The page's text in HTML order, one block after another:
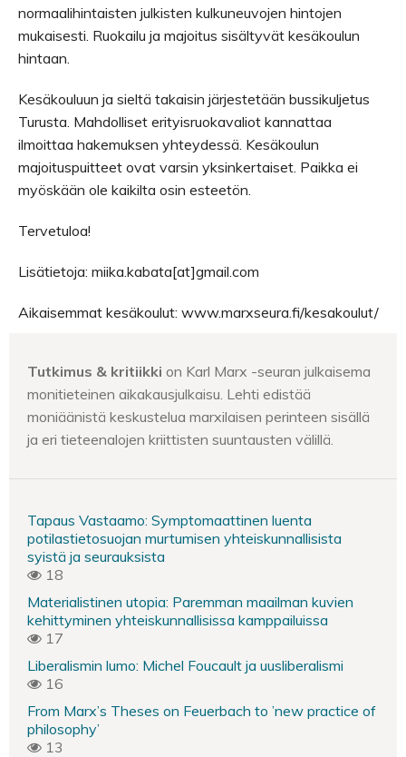
normaalihintaisten julkisten kulkuneuvojen hintojen
mukaisesti. Ruokailu ja majoitus sisältyvät kesäkoulun
hintaan.
Kesäkouluun ja sieltä takaisin järjestetään bussikuljetus
Turusta. Mahdolliset erityisruokavaliot kannattaa
ilmoittaa hakemuksen yhteydessä. Kesäkoulun
majoituspuitteet ovat varsin yksinkertaiset. Paikka ei
myöskään ole kaikilta osin esteetön.
Tervetuloa!
Lisätietoja: miika.kabata[at]gmail.com
Aikaisemmat kesäkoulut: www.marxseura.fi/kesakoulut/
Tutkimus & kritiikki on Karl Marx -seuran julkaisema
monitieteinen aikakausjulkaisu. Lehti edistää
moniäänistä keskustelua marxilaisen perinteen sisällä
ja eri tieteenalojen kriittisten suuntausten välillä.
Tapaus Vastaamo: Symptomaattinen luenta
potilastietosuojan murtumisen yhteiskunnallisista
syistä ja seurauksista
18
Materialistinen utopia: Paremman maailman kuvien
kehittyminen yhteiskunnallisissa kamppailuissa
17
Liberalismin lumo: Michel Foucault ja uusliberalismi
16
From Marx’s Theses on Feuerbach to ’new practice of
philosophy’
13